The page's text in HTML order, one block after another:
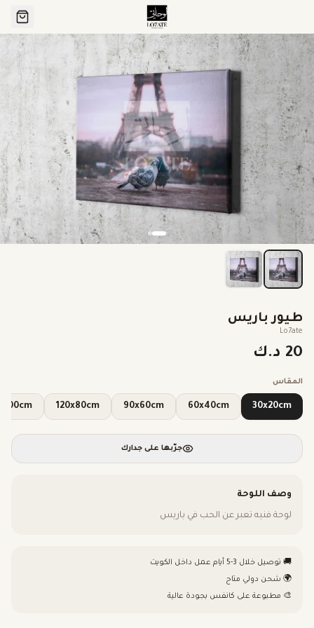
طيور باريس
Lo7ate
20 د.ك
المقاس
30x20cm
60x40cm
90x60cm
120x80cm
150x100cm
جرّبها على جدارك
وصف اللوحة
لوحة فنيه تعبر عن الحب في باريس
🚚 توصيل خلال 3-5 أيام عمل داخل الكويت
🌍 شحن دولي متاح
🎨 مطبوعة على كانفس بجودة عالية